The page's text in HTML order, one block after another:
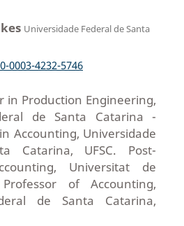
Universidade Federal de Santa
0003-4232-5746
in Production Engineering,
de Santa Catarina -
Accounting, Universidade
Catarina, UFSC. Post-
Universitat de
of Accounting,
de Santa Catarina,